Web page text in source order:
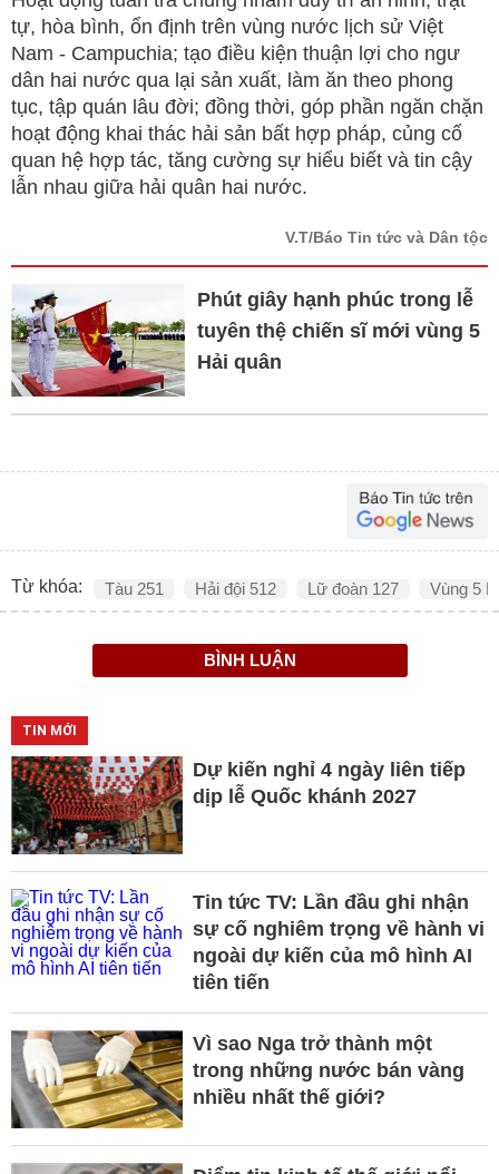
tự, hòa bình, ổn định trên vùng nước lịch sử Việt
Nam - Campuchia; tạo điều kiện thuận lợi cho ngư
dân hai nước qua lại sản xuất, làm ăn theo phong
tục, tập quán lâu đời; đồng thời, góp phần ngăn chặn
hoạt động khai thác hải sản bất hợp pháp, củng cố
quan hệ hợp tác, tăng cường sự hiểu biết và tin cậy
lẫn nhau giữa hải quân hai nước.
V.T/Báo Tin tức và Dân tộc
Phút giây hạnh phúc trong lễ
tuyên thệ chiến sĩ mới vùng 5
Hải quân
Từ khóa: Tàu 251 Hải đội 512 Lữ đoàn 127 Vùng 5
BÌNH LUẬN
TIN MỚI
Dự kiến nghỉ 4 ngày liên tiếp
dịp lễ Quốc khánh 2027
Tin tức TV: Lần đầu ghi nhận
sự cố nghiêm trọng về hành vi
ngoài dự kiến của mô hình AI
tiên tiến
Vì sao Nga trở thành một
trong những nước bán vàng
nhiều nhất thế giới?